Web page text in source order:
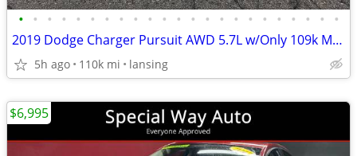
• • • • • • • • • • • • • • • • • • • • • • •
2019 Dodge Charger Pursuit AWD 5.7L w/Only 109k Miles!
5h ago 110k mi lansing
$6,995